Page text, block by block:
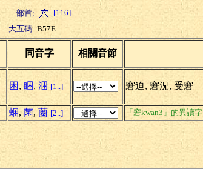
部首: [116]
大五碼: B57E
同音字 相關音節
困, 睏, 涃 [1..] 窘迫, 窘況, 受窘
蜠, 菌, 蔨 [2..]
「窘kwan3」的異讀字